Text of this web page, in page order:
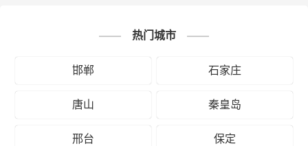
热门城市
邯郸 石家庄
唐山 秦皇岛
邢台 保定